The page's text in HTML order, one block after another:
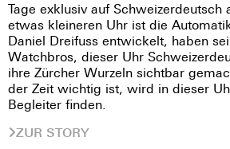
Tage exklusiv auf Schweizerdeutsch
etwas kleineren Uhr ist die
Daniel Dreifuss entwickelt, haben
Watchbros, dieser Uhr
ihre Zürcher Wurzeln sichtbar
der Zeit wichtig ist, wird in dieser
Begleiter finden.
ZUR STORY